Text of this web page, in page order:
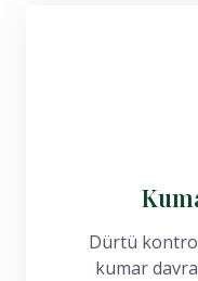
Dürtü
kumar